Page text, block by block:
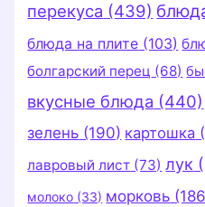
перекуса (439)
блюда на плите (103)
болгарский перец (68)
вкусные блюда (440)
зелень (190) картошка
лавровый лист (73) лук
молоко (33) морковь